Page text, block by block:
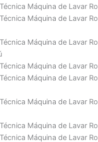
Máquina de Lavar
Máquina de Lavar
Máquina de Lavar
Máquina de Lavar
Máquina de Lavar
Máquina de Lavar
Máquina de Lavar
Máquina de Lavar